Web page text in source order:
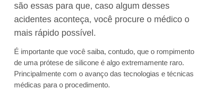
são essas para que, caso algum desses
acidentes aconteça, você procure o médico o
mais rápido possível.
É importante que você saiba, contudo, que o rompimento
de uma prótese de silicone é algo extremamente raro.
Principalmente com o avanço das tecnologias e técnicas
médicas para o procedimento.